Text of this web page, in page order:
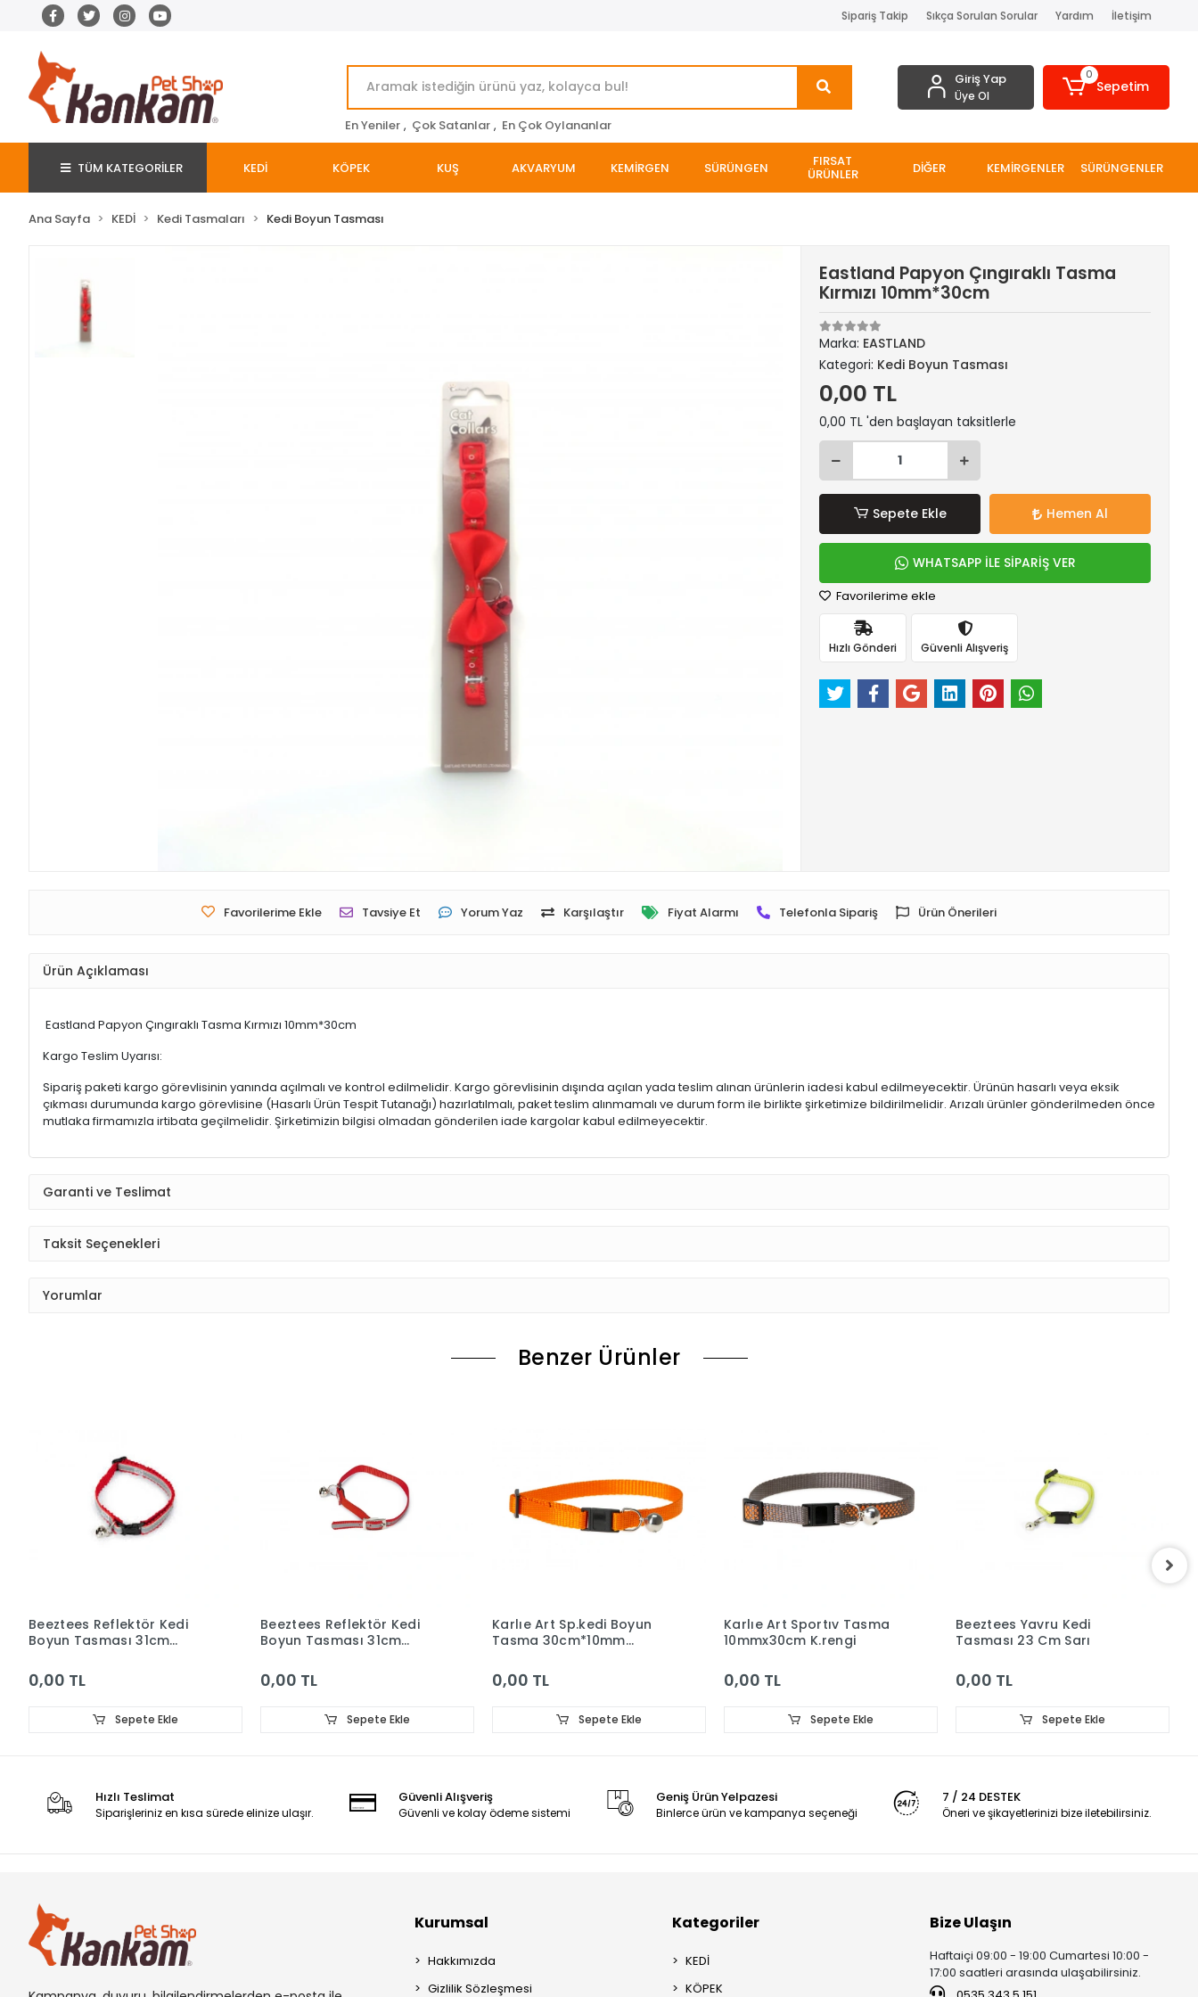
Sipariş Takip Sıkça Sorulan Sorular Yardım İletişim
En Yeniler , Çok Satanlar , En Çok Oylananlar
Giriş Yap
Üye Ol
0
Sepetim
TÜM KATEGORİLER KEDİ KÖPEK KUŞ AKVARYUM KEMİRGEN SÜRÜNGEN FIRSAT
ÜRÜNLER DİĞER KEMİRGENLER SÜRÜNGENLER
Ana Sayfa KEDİ Kedi Tasmaları Kedi Boyun Tasması
Eastland Papyon Çıngıraklı Tasma
Kırmızı 10mm*30cm
Marka: EASTLAND
Kategori: Kedi Boyun Tasması
0,00 TL
0,00 TL 'den başlayan taksitlerle
Sepete Ekle Hemen Al
WHATSAPP İLE SİPARİŞ VER
Favorilerime ekle
Hızlı Gönderi Güvenli Alışveriş
Favorilerime Ekle Tavsiye Et Yorum Yaz Karşılaştır Fiyat Alarmı Telefonla Sipariş Ürün Önerileri
Ürün Açıklaması
Eastland Papyon Çıngıraklı Tasma Kırmızı 10mm*30cm
Kargo Teslim Uyarısı:
Sipariş paketi kargo görevlisinin yanında açılmalı ve kontrol edilmelidir. Kargo görevlisinin dışında açılan yada teslim alınan ürünlerin iadesi kabul edilmeyecektir. Ürünün hasarlı veya eksik
çıkması durumunda kargo görevlisine (Hasarlı Ürün Tespit Tutanağı) hazırlatılmalı, paket teslim alınmamalı ve durum form ile birlikte şirketimize bildirilmelidir. Arızalı ürünler gönderilmeden önce
mutlaka firmamızla irtibata geçilmelidir. Şirketimizin bilgisi olmadan gönderilen iade kargolar kabul edilmeyecektir.
Garanti ve Teslimat
Taksit Seçenekleri
Yorumlar
Benzer Ürünler
Beeztees Reflektör Kedi
Boyun Tasması 31cm
0,00 TL
Sepete Ekle
Beeztees Reflektör Kedi
Boyun Tasması 31cm
0,00 TL
Sepete Ekle
Karlıe Art Sp.kedi Boyun
Tasma 30cm*10mm
0,00 TL
Sepete Ekle
Karlıe Art Sportıv Tasma
10mmx30cm K.rengi
0,00 TL
Sepete Ekle
Beeztees Yavru Kedi
Tasması 23 Cm Sarı
0,00 TL
Sepete Ekle
Hızlı Teslimat
Siparişleriniz en kısa sürede elinize ulaşır.
Güvenli Alışveriş
Güvenli ve kolay ödeme sistemi
Geniş Ürün Yelpazesi
Binlerce ürün ve kampanya seçeneği
7 / 24 DESTEK
Öneri ve şikayetlerinizi bize iletebilirsiniz.
Kurumsal
Hakkımızda
Gizlilik Sözleşmesi
Kategoriler
KEDİ
KÖPEK
Bize Ulaşın
Haftaiçi 09:00 - 19:00 Cumartesi 10:00 -
17:00 saatleri arasında ulaşabilirsiniz.